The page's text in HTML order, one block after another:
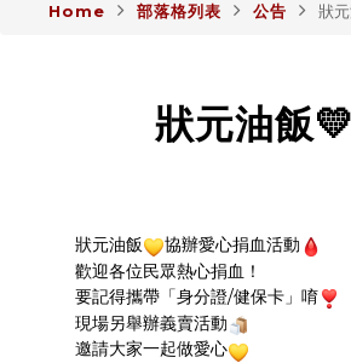
Home 部落格列表 公告 狀
狀元油飯
狀元油飯
協辦愛心捐血活動
歡迎各位民眾熱心捐血！
要記得攜帶「身分證/健保卡」唷
現場另舉辦義賣活動
邀請大家一起做愛心